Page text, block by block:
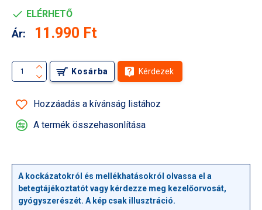
ELÉRHETŐ
Ár: 11.990 Ft
Kosárba Kérdezek
Hozzáadás a kívánság listához
A termék összehasonlítása
A kockázatokról és mellékhatásokról olvassa el a
betegtájékoztatót vagy kérdezze meg kezelőorvosát,
gyógyszerészét. A kép csak illusztráció.